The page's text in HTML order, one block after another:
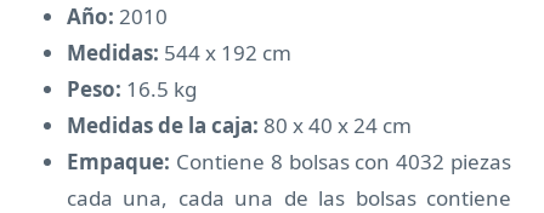
Año: 2010
Medidas: 544 x 192 cm
Peso: 16.5 kg
Medidas de la caja: 80 x 40 x 24 cm
Empaque: Contiene 8 bolsas con 4032 piezas
cada una, cada una de las bolsas contiene